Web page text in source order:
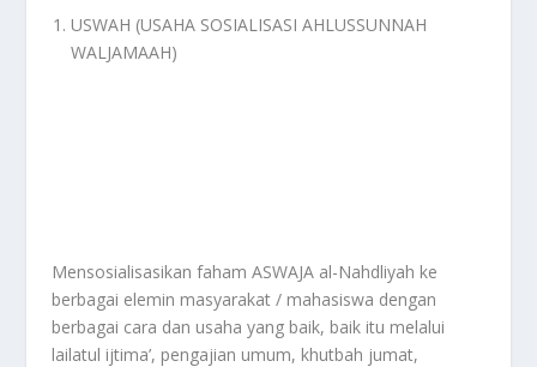
USWAH (USAHA SOSIALISASI AHLUSSUNNAH
WALJAMAAH)
Mensosialisasikan faham ASWAJA al-Nahdliyah ke
berbagai elemin masyarakat / mahasiswa dengan
berbagai cara dan usaha yang baik, baik itu melalui
lailatul ijtima’, pengajian umum, khutbah jumat,